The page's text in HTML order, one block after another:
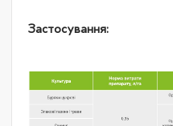
Застосування: